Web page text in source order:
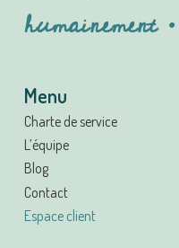
humainement
Menu
Charte de service
L’équipe
Blog
Contact
Espace client